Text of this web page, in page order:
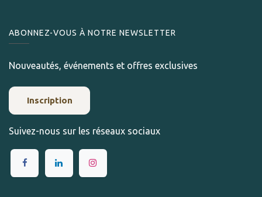
ABONNEZ-VOUS À NOTRE NEWSLETTER
Nouveautés, événements et offres exclusives
Inscription
Suivez-nous sur les réseaux sociaux